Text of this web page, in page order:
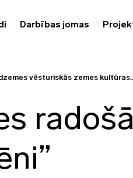
Darbības jomas
vēsturiskās zemes